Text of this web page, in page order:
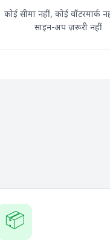
कोई सीमा नहीं, कोई वॉटरमार्क
साइन-अप ज़रूरी नहीं
📦